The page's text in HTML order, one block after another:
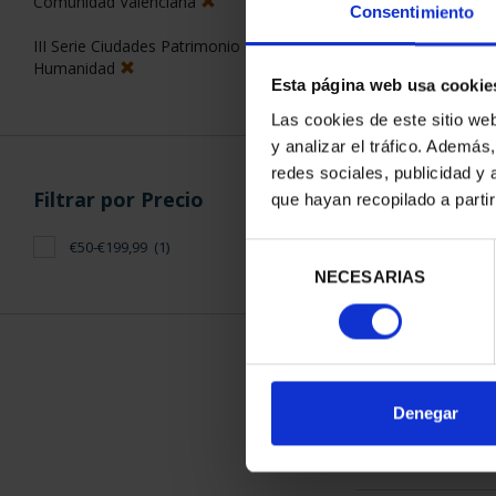
Consentimiento
Esta página web usa
Las cookies de este sitio
y analizar el tráfico.
redes sociales, publicidad y
que hayan recopilado a
consentimiento
NECESARIAS
Denegar
III Serie Ciudades Patrimonio de la
Humanidad
Filtrar por Precio
€50-€199,99 (1)
CAPITALES
ORDENAR POR: